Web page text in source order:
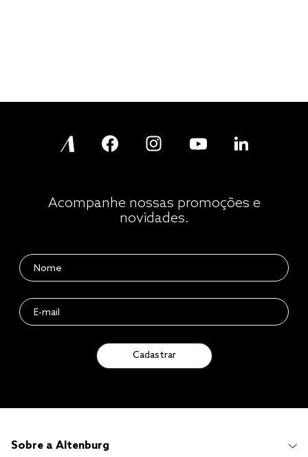
Acompanhe nossas promoções e
novidades.
Cadastrar
Sobre a Altenburg